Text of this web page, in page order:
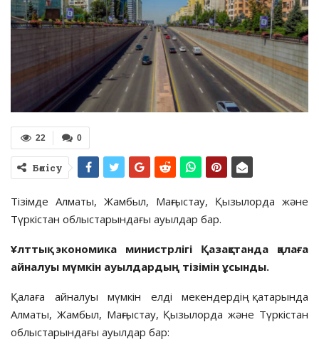
0
22
Бөлісу
Тізімде Алматы, Жамбыл, Маңғыстау, Қызылорда және
Түркістан облыстарындағы ауылдар бар.
Ұлттық экономика министрлігі Қазақстанда қалаға
айналуы мүмкін ауылдардың тізімін ұсынды.
Қалаға айналуы мүмкін елді мекендердің қатарында
Алматы, Жамбыл, Маңғыстау, Қызылорда және Түркістан
облыстарындағы ауылдар бар: